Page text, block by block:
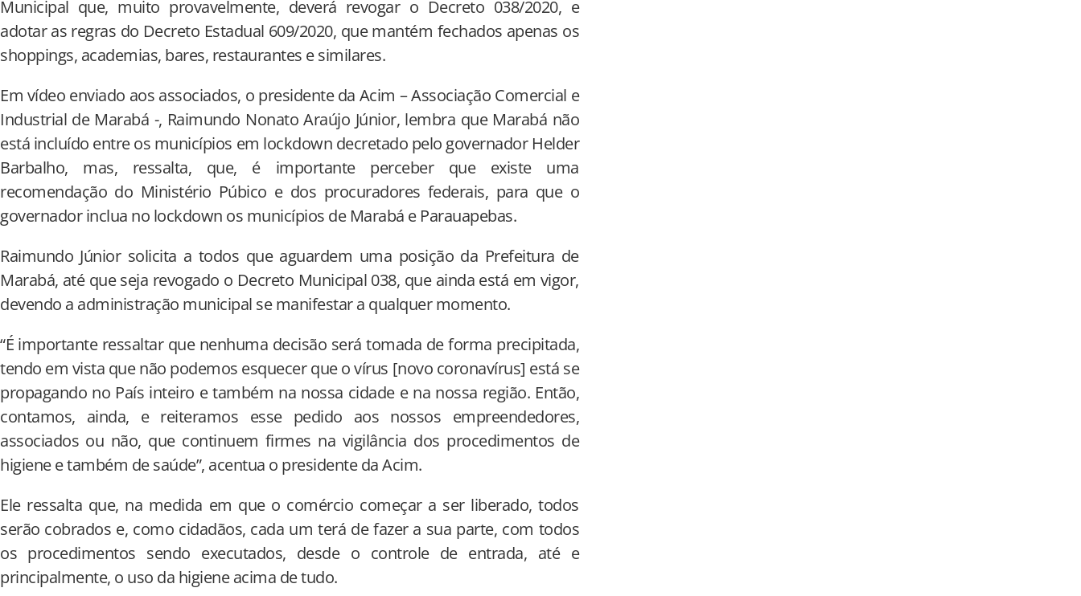
Municipal que, muito provavelmente, deverá revogar o Decreto 038/2020, e
adotar as regras do Decreto Estadual 609/2020, que mantém fechados apenas os
shoppings, academias, bares, restaurantes e similares.
Em vídeo enviado aos associados, o presidente da Acim – Associação Comercial e
Industrial de Marabá -, Raimundo Nonato Araújo Júnior, lembra que Marabá não
está incluído entre os municípios em lockdown decretado pelo governador Helder
Barbalho, mas, ressalta, que, é importante perceber que existe uma
recomendação do Ministério Púbico e dos procuradores federais, para que o
governador inclua no lockdown os municípios de Marabá e Parauapebas.
Raimundo Júnior solicita a todos que aguardem uma posição da Prefeitura de
Marabá, até que seja revogado o Decreto Municipal 038, que ainda está em vigor,
devendo a administração municipal se manifestar a qualquer momento.
“É importante ressaltar que nenhuma decisão será tomada de forma precipitada,
tendo em vista que não podemos esquecer que o vírus [novo coronavírus] está se
propagando no País inteiro e também na nossa cidade e na nossa região. Então,
contamos, ainda, e reiteramos esse pedido aos nossos empreendedores,
associados ou não, que continuem firmes na vigilância dos procedimentos de
higiene e também de saúde”, acentua o presidente da Acim.
Ele ressalta que, na medida em que o comércio começar a ser liberado, todos
serão cobrados e, como cidadãos, cada um terá de fazer a sua parte, com todos
os procedimentos sendo executados, desde o controle de entrada, até e
principalmente, o uso da higiene acima de tudo.